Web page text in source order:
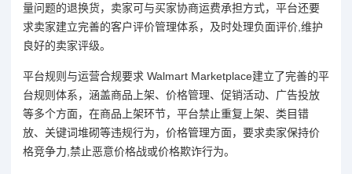
量问题的退换货，卖家可与买家协商运费承担方式，平台还要
求卖家建立完善的客户评价管理体系，及时处理负面评价,维护
良好的卖家评级。
平台规则与运营合规要求 Walmart Marketplace建立了完善的平
台规则体系，涵盖商品上架、价格管理、促销活动、广告投放
等多个方面，在商品上架环节，平台禁止重复上架、类目错
放、关键词堆砌等违规行为，价格管理方面，要求卖家保持价
格竞争力,禁止恶意价格战或价格欺诈行为。